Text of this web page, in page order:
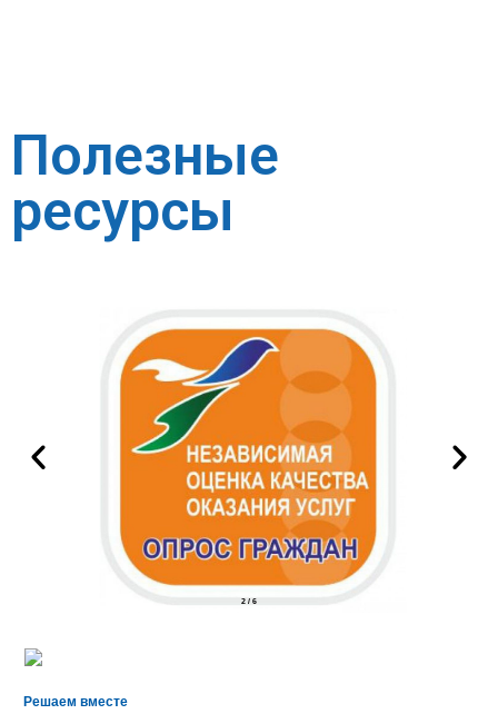
Полезные
ресурсы
2 / 6
Решаем вместе